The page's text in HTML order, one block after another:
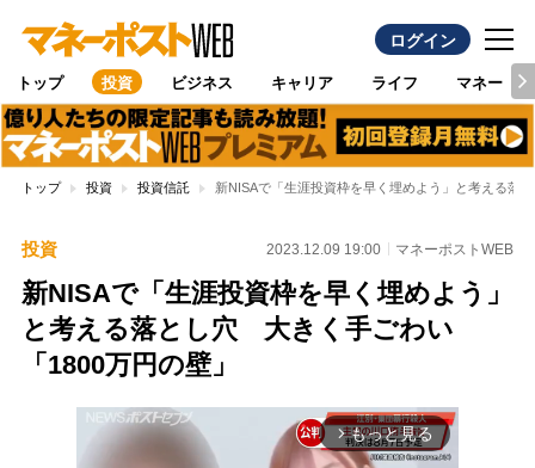
ログイン
トップ 投資 ビジネス キャリア ライフ マネー
トップ 投資 投資信託 新NISAで「生涯投資枠を早く埋めよう」と考える落
投資 2023.12.09 19:00 マネーポストWEB
新NISAで「生涯投資枠を早く埋めよう」
と考える落とし穴 大きく手ごわい
「1800万円の壁」
arrow_forward_ios もっと見る